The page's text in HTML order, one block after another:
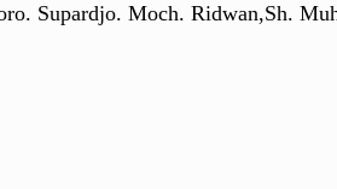
Supardjo. Moch. Ridwan,Sh.